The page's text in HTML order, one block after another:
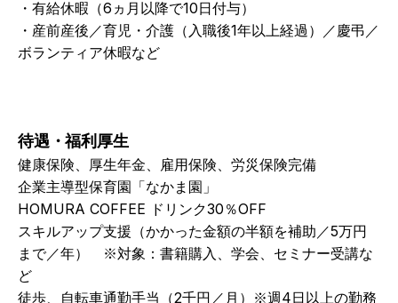
・有給休暇（6ヵ月以降で10日付与）
・産前産後／育児・介護（入職後1年以上経過）／慶弔／
ボランティア休暇など
待遇・福利厚生
健康保険、厚生年金、雇用保険、労災保険完備
企業主導型保育園「なかま園」
HOMURA COFFEE ドリンク30％OFF
スキルアップ支援（かかった金額の半額を補助／5万円
まで／年）　※対象：書籍購入、学会、セミナー受講な
ど
徒歩、自転車通勤手当（2千円／月）※週4日以上の勤務